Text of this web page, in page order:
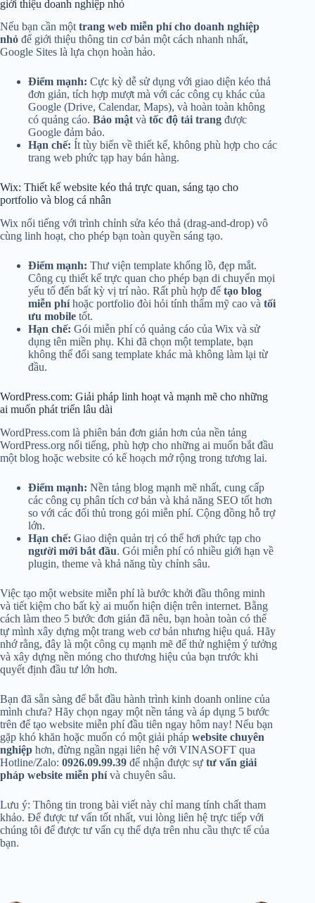
giới thiệu doanh nghiệp nhỏ
Nếu bạn cần mộttrang web miễn phí cho doanh nghiệp
nhỏ để giới thiệu thông tin cơ bản một cách nhanh nhất,
Google Sites là lựa chọn hoàn hảo.
Điểm mạnh: Cực kỳ dễ sử dụng với giao diện kéo thả
đơn giản, tích hợp mượt mà với các công cụ khác của
Google (Drive, Calendar, Maps), và hoàn toàn không
có quảng cáo. Bảo mậtvà tốc độ tải trang được
Google đảm bảo.
Hạn chế: Ít tùy biến về thiết kế, không phù hợp cho các
trang web phức tạp hay bán hàng.
Wix: Thiết kế website kéo thả trực quan, sáng tạo cho
portfolio và blog cá nhân
Wix nổi tiếng với trình chỉnh sửa kéo thả (drag-and-drop) vô
cùng linh hoạt, cho phép bạn toàn quyền sáng tạo.
Điểm mạnh: Thư viện template khổng lồ, đẹp mắt.
Công cụ thiết kế trực quan cho phép bạn di chuyển mọi
yếu tố đến bất kỳ vị trí nào. Rất phù hợp để tạo blog
miễn phíhoặc portfolio đòi hỏi tính thẩm mỹ cao và tối
ưu mobile tốt.
Hạn chế: Gói miễn phí có quảng cáo của Wix và sử
dụng tên miền phụ. Khi đã chọn một template, bạn
không thể đổi sang template khác mà không làm lại từ
đầu.
WordPress.com: Giải pháp linh hoạt và mạnh mẽ cho những
ai muốn phát triển lâu dài
WordPress.com là phiên bản đơn giản hơn của nền tảng
WordPress.org nổi tiếng, phù hợp cho những ai muốn bắt đầu
một blog hoặc website có kế hoạch mở rộng trong tương lai.
Điểm mạnh: Nền tảng blog mạnh mẽ nhất, cung cấp
các công cụ phân tích cơ bản và khả năng SEO tốt hơn
so với các đối thủ trong gói miễn phí. Cộng đồng hỗ trợ
lớn.
Hạn chế: Giao diện quản trị có thể hơi phức tạp cho
người mới bắt đầu. Gói miễn phí có nhiều giới hạn về
plugin, theme và khả năng tùy chỉnh sâu.
Việc tạo một website miễn phí là bước khởi đầu thông minh
và tiết kiệm cho bất kỳ ai muốn hiện diện trên internet. Bằng
cách làm theo 5 bước đơn giản đã nêu, bạn hoàn toàn có thể
tự mình xây dựng một trang web cơ bản nhưng hiệu quả. Hãy
nhớ rằng, đây là một công cụ mạnh mẽ để thử nghiệm ý tưởng
và xây dựng nền móng cho thương hiệu của bạn trước khi
quyết định đầu tư lớn hơn.
Bạn đã sẵn sàng để bắt đầu hành trình kinh doanh online của
mình chưa? Hãy chọn ngay một nền tảng và áp dụng 5 bước
trên để tạo website miễn phí đầu tiên ngay hôm nay! Nếu bạn
gặp khó khăn hoặc muốn có một giải pháp website chuyên
nghiệp hơn, đừng ngần ngại liên hệ với VINASOFT qua
Hotline/Zalo: 0926.09.99.39 để nhận được sự tư vấn giải
pháp website miễn phívà chuyên sâu.
Lưu ý: Thông tin trong bài viết này chỉ mang tính chất tham
khảo. Để được tư vấn tốt nhất, vui lòng liên hệ trực tiếp với
chúng tôi để được tư vấn cụ thể dựa trên nhu cầu thực tế của
bạn.